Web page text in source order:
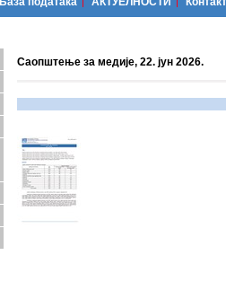
Саопштење за медије, 22. јун 2026.